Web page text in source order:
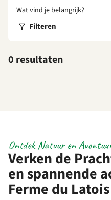
Wat vind je belangrijk?
Filteren
0 resultaten
Verken de
en spannende
Ferme du Latois
Ontdek Natuur en